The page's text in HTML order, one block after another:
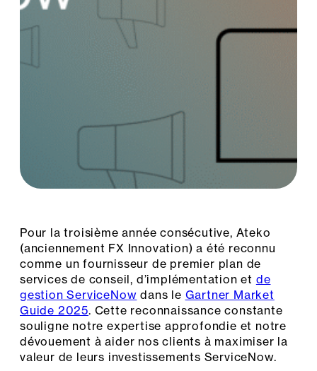
Pour la troisième année consécutive, Ateko
(anciennement FX Innovation) a été reconnu
comme un fournisseur de premier plan de
services de conseil, d’implémentation et de
gestion ServiceNow dans le Gartner Market
Guide 2025. Cette reconnaissance constante
souligne notre expertise approfondie et notre
dévouement à aider nos clients à maximiser la
valeur de leurs investissements ServiceNow.